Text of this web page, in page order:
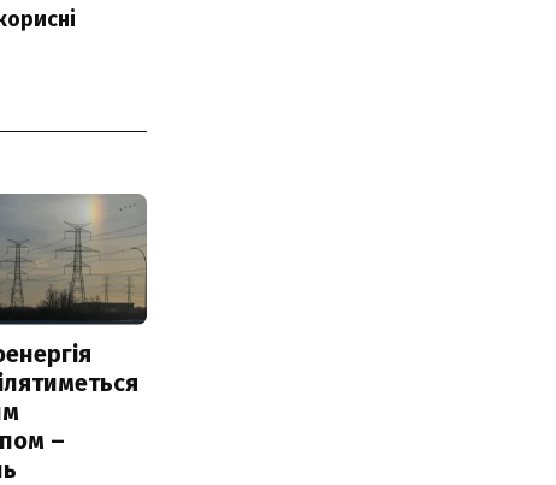
–